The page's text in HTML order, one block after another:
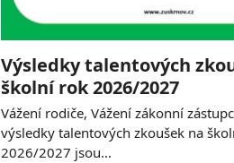
Výsledky talentových
školní rok 2026/2027
Vážení rodiče, Vážení zákonní
výsledky talentových zkoušek na
2026/2027 jsou…